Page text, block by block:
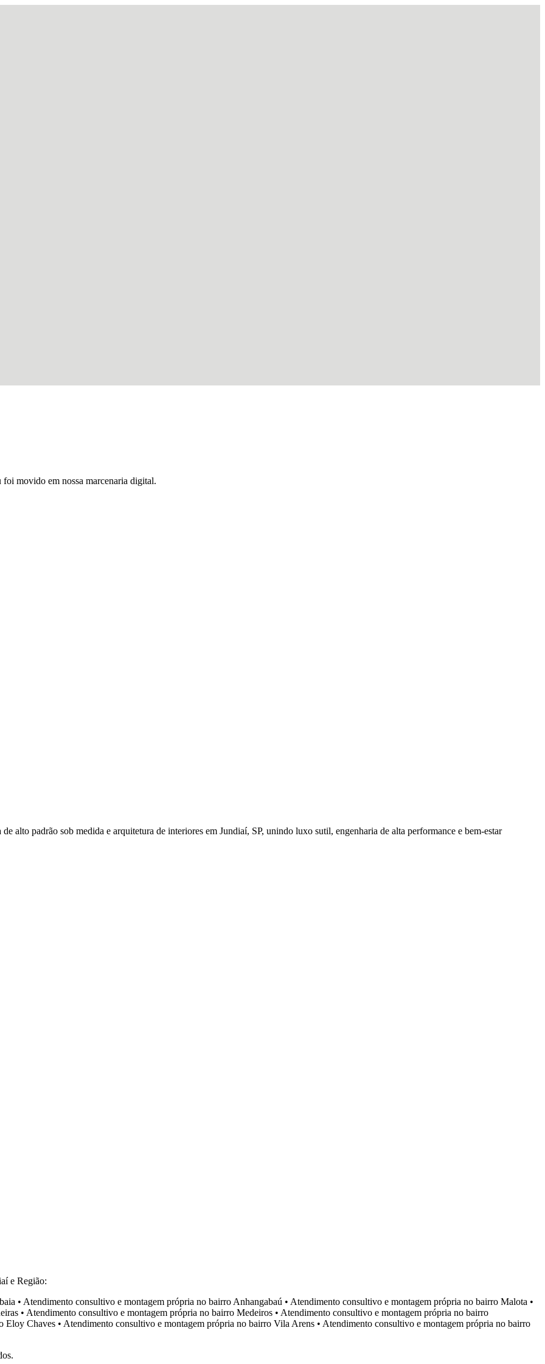
foi movido em nossa marcenaria digital.
alto padrão sob medida e arquitetura de interiores em Jundiaí, SP, unindo luxo sutil, engenharia de alta performance e bem-estar
e Região:
• Atendimento consultivo e montagem própria no bairro Anhangabaú • Atendimento consultivo e montagem própria no bairro Malota •
• Atendimento consultivo e montagem própria no bairro Medeiros • Atendimento consultivo e montagem própria no bairro
Eloy Chaves • Atendimento consultivo e montagem própria no bairro Vila Arens • Atendimento consultivo e montagem própria no bairro